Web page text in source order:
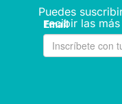
Puedes
recibir las